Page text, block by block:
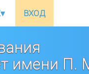
▾ ВХОД
имени